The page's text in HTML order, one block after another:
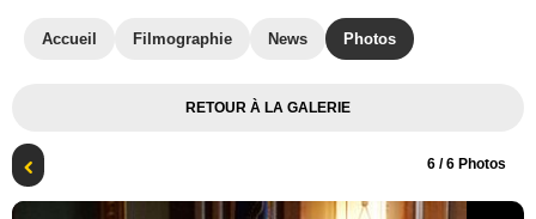
Accueil Filmographie News Photos
RETOUR À LA GALERIE
6 / 6 Photos